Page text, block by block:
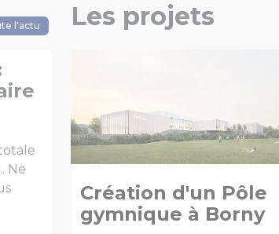
l'actu
Ne
Les projets
Création d'un Pôle
gymnique à Borny